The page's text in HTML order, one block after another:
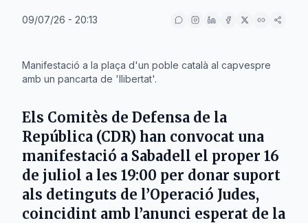
09/07/26 - 20:13
Manifestació a la plaça d'un poble català al capvespre
amb un pancarta de 'llibertat'.
Els Comitès de Defensa de la
República (CDR) han convocat una
manifestació a Sabadell el proper 16
de juliol a les 19:00 per donar suport
als detinguts de l’Operació Judes,
coincidint amb l’anunci esperat de la